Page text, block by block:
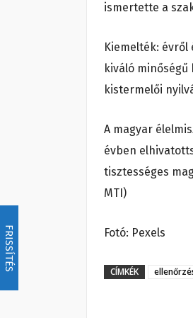
FRISSÍTÉS
ismertette a
Kiemelték:
kiváló
kistermelői
A magyar
évben
tisztességes
MTI)
Fotó: Pexels
CÍMKÉK